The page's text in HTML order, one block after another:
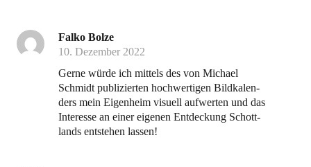
Falko Bolze
10. Dezember 2022
Ger­ne wür­de ich mit­tels des von Micha­el
Schmidt publi­zier­ten hoch­wer­ti­gen Bild­ka­len­
ders mein Eigen­heim visu­ell auf­wer­ten und das
Inter­es­se an einer eige­nen Ent­de­ckung Schott­
lands ent­ste­hen lassen!